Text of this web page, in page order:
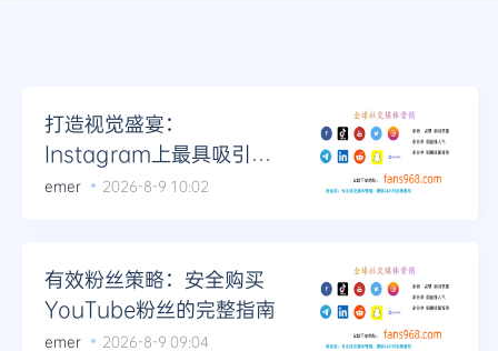
打造视觉盛宴：
Instagram上最具吸引力
内容的创作艺术
emer 2026-8-9 10:02
有效粉丝策略：安全购买
YouTube粉丝的完整指南
emer 2026-8-9 09:04